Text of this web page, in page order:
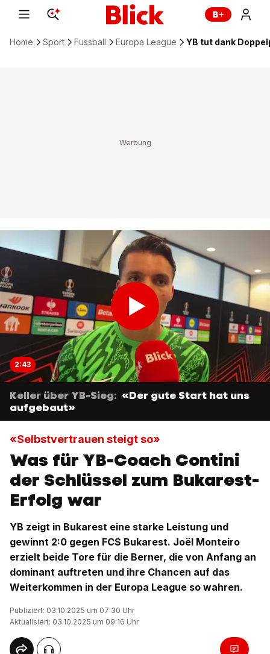
Home Sport Fussball Europa League YB tut dank
2:43
Keller über YB-Sieg: «Der gute Start hat uns
aufgebaut»
«Selbstvertrauen steigt so»
Was für YB-Coach Contini
der Schlüssel zum Bukarest-
Erfolg war
YB zeigt in Bukarest eine starke Leistung und
gewinnt 2:0 gegen FCS Bukarest. Joël Monteiro
erzielt beide Tore für die Berner, die von Anfang an
dominant auftreten und ihre Chancen auf das
Weiterkommen in der Europa League so wahren.
Publiziert: 03.10.2025 um 07:30 Uhr
Aktualisiert: 03.10.2025 um 09:16 Uhr